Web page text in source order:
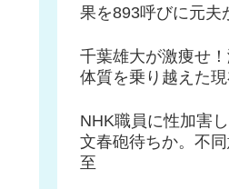
果を893呼びに元夫
千葉雄大が激痩せ
体質を乗り越えた
NHK職員に性加害
文春砲待ちか。不
至